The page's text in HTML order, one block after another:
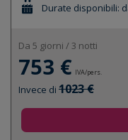
Durate disponibili:
Da 5 giorni / 3 notti
753 € IVA/pers.
Invece di 1023 €